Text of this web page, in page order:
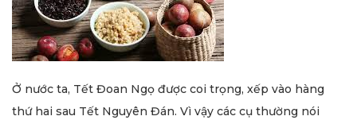
Ở nước ta, Tết Đoan Ngọ được coi trọng, xếp vào hàng
thứ hai sau Tết Nguyên Đán. Vì vậy các cụ thường nói